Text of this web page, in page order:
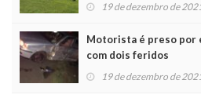
19 de dezembro de
Motorista é preso por
com dois feridos
19 de dezembro de